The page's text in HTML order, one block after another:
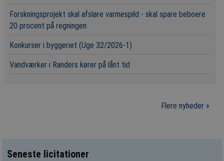
Forskningsprojekt skal afsløre varmespild - skal spare beboere
20 procent på regningen
Konkurser i byggeriet (Uge 32/2026-1)
Vandværker i Randers kører på lånt tid
Flere nyheder »
Seneste licitationer